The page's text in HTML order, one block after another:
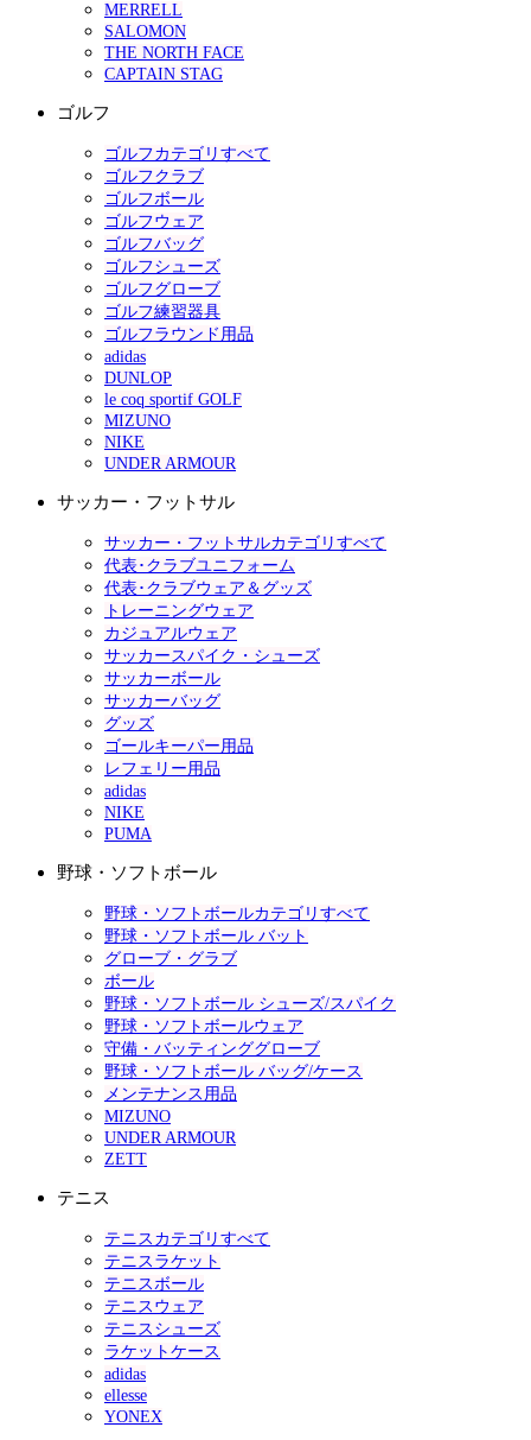
MERRELL
SALOMON
THE NORTH FACE
CAPTAIN STAG
ゴルフ
ゴルフカテゴリすべて
ゴルフクラブ
ゴルフボール
ゴルフウェア
ゴルフバッグ
ゴルフシューズ
ゴルフグローブ
ゴルフ練習器具
ゴルフラウンド用品
adidas
DUNLOP
le coq sportif GOLF
MIZUNO
NIKE
UNDER ARMOUR
サッカー・フットサル
サッカー・フットサルカテゴリすべて
代表･クラブユニフォーム
代表･クラブウェア＆グッズ
トレーニングウェア
カジュアルウェア
サッカースパイク・シューズ
サッカーボール
サッカーバッグ
グッズ
ゴールキーパー用品
レフェリー用品
adidas
NIKE
PUMA
野球・ソフトボール
野球・ソフトボールカテゴリすべて
野球・ソフトボール バット
グローブ・グラブ
ボール
野球・ソフトボール シューズ/スパイク
野球・ソフトボールウェア
守備・バッティンググローブ
野球・ソフトボール バッグ/ケース
メンテナンス用品
MIZUNO
UNDER ARMOUR
ZETT
テニス
テニスカテゴリすべて
テニスラケット
テニスボール
テニスウェア
テニスシューズ
ラケットケース
adidas
ellesse
YONEX